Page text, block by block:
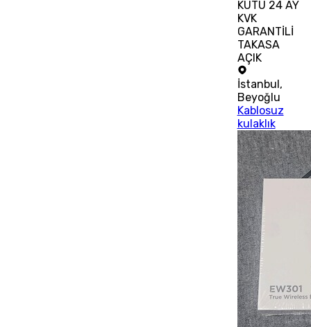
KUTU 24 AY
KVK
GARANTİLİ
TAKASA
AÇIK
İstanbul,
Beyoğlu
Kablosuz
kulaklık